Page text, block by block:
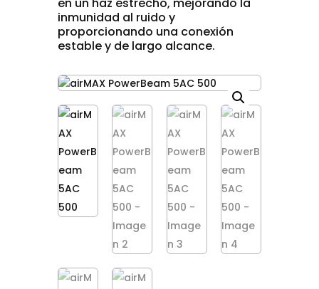
en un haz estrecho, mejorando la
inmunidad al ruido y
proporcionando una conexión
estable y de largo alcance.